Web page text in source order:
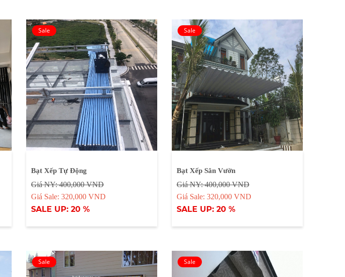
Bạt Xếp Tự Động
Giá NY: 400,000 VND
Giá Sale: 320,000 VND
SALE UP: 20 %
Bạt Xếp Sân Vườn
Giá NY: 400,000 VND
Giá Sale: 320,000 VND
SALE UP: 20 %